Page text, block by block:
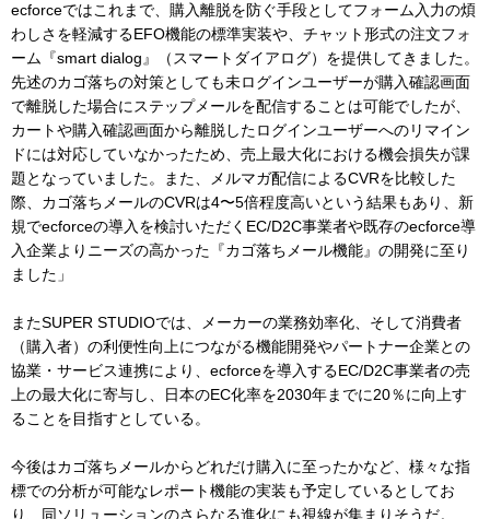
ecforceではこれまで、購入離脱を防ぐ手段としてフォーム入力の煩
わしさを軽減するEFO機能の標準実装や、チャット形式の注文フォ
ーム『smart dialog』（スマートダイアログ）を提供してきました。
先述のカゴ落ちの対策としても未ログインユーザーが購入確認画面
で離脱した場合にステップメールを配信することは可能でしたが、
カートや購入確認画面から離脱したログインユーザーへのリマイン
ドには対応していなかったため、売上最大化における機会損失が課
題となっていました。また、メルマガ配信によるCVRを比較した
際、カゴ落ちメールのCVRは4〜5倍程度高いという結果もあり、新
規でecforceの導入を検討いただくEC/D2C事業者や既存のecforce導
入企業よりニーズの高かった『カゴ落ちメール機能』の開発に至り
ました」
またSUPER STUDIOでは、メーカーの業務効率化、そして消費者
（購入者）の利便性向上につながる機能開発やパートナー企業との
協業・サービス連携により、ecforceを導入するEC/D2C事業者の売
上の最大化に寄与し、日本のEC化率を2030年までに20％に向上す
ることを目指すとしている。
今後はカゴ落ちメールからどれだけ購入に至ったかなど、様々な指
標での分析が可能なレポート機能の実装も予定しているとしてお
り、同ソリューションのさらなる進化にも視線が集まりそうだ。